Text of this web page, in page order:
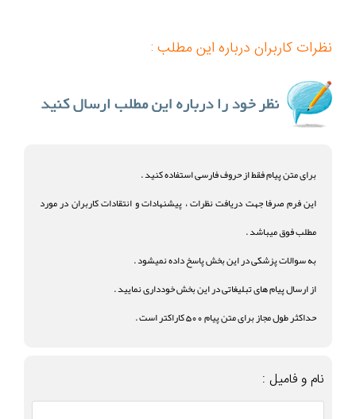
نظرات کاربران درباره این مطلب :
برای متن پیام فقط از حروف فارسی استفاده کنید .
این فرم صرفا جهت دریافت نظرات ، پیشنهادات و انتقادات کاربران در مورد
مطلب فوق میباشد .
به سوالات پزشکی در این بخش پاسخ داده نمیشود .
از ارسال پیام های تبلیغاتی در این بخش خودداری نمایید .
حداکثر طول مجاز برای متن پیام 500 کاراکتر است .
نام و فامیل :